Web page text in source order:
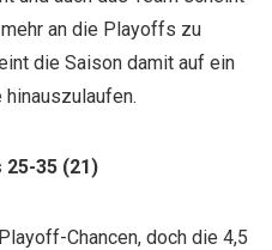
an die Playoffs zu
die Saison damit auf ein
25-35 (21)
Chancen, doch die 4,5